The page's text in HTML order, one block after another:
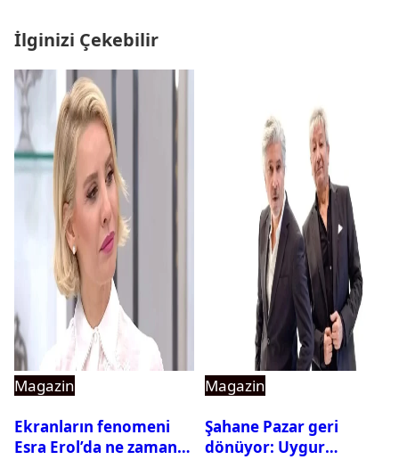
İlginizi Çekebilir
Magazin
Ekranların fenomeni
Esra Erol’da ne zaman
Magazin
Şahane Pazar geri
dönüyor: Uygur